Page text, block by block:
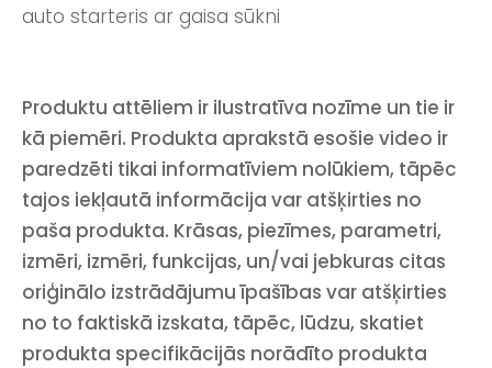
auto starteris ar gaisa sūkni
Produktu attēliem ir ilustratīva nozīme un tie ir
kā piemēri. Produkta aprakstā esošie video ir
paredzēti tikai informatīviem nolūkiem, tāpēc
tajos iekļautā informācija var atšķirties no
paša produkta. Krāsas, piezīmes, parametri,
izmēri, izmēri, funkcijas, un/vai jebkuras citas
oriģinālo izstrādājumu īpašības var atšķirties
no to faktiskā izskata, tāpēc, lūdzu, skatiet
produkta specifikācijās norādīto produkta